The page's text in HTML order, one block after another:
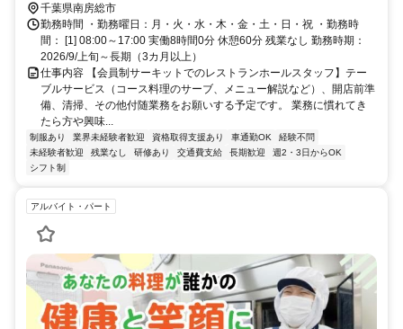
千葉県南房総市
勤務時間 ・勤務曜日：月・火・水・木・金・土・日・祝 ・勤務時
間： [1] 08:00～17:00 実働8時間0分 休憩60分 残業なし 勤務時期：
2026/9/上旬～長期（3カ月以上）
仕事内容 【会員制サーキットでのレストランホールスタッフ】テー
ブルサービス（コース料理のサーブ、メニュー解説など）、開店前準
備、清掃、その他付随業務をお願いする予定です。 業務に慣れてき
たら方や興味...
制服あり 業界未経験者歓迎 資格取得支援あり 車通勤OK
経験不問
未経験者歓迎
残業なし 研修あり 交通費支給 長期歓迎
週2・3日からOK
シフト制
アルバイト・パート